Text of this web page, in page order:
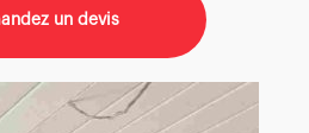
un devis